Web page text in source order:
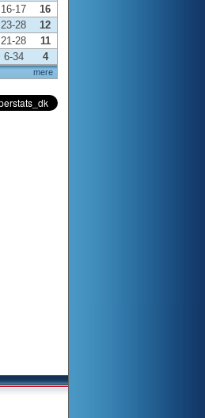
mere
16-17
16
23-28
12
21-28
11
6-34 4